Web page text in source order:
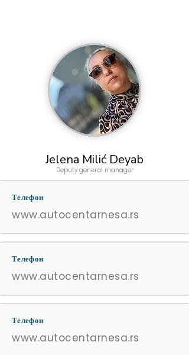
Jelena Milić Deyab
Deputy general manager
Телефон
www.autocentarnesa.rs
Телефон
www.autocentarnesa.rs
Телефон
www.autocentarnesa.rs